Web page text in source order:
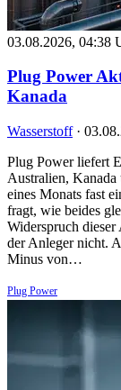
03.08.2026, 04:38
Plug Power
Kanada
Wasserstoff ·
Plug Power liefert
Australien, Kanada
eines Monats fast
fragt, wie beides
Widerspruch
der Anleger nicht.
Minus von…
Plug Power